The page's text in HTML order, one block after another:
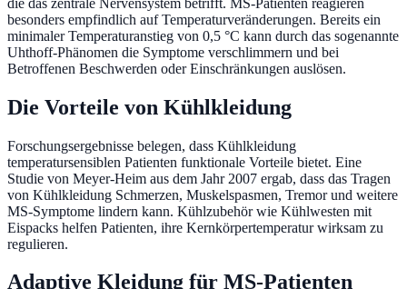
besonders empfindlich auf Temperaturveränderungen. Bereits ein
minimaler Temperaturanstieg von 0,5 °C kann durch das sogenannte
Uhthoff-Phänomen die Symptome verschlimmern und bei
Betroffenen Beschwerden oder Einschränkungen auslösen.
Die Vorteile von Kühlkleidung
Forschungsergebnisse belegen, dass Kühlkleidung
temperatursensiblen Patienten funktionale Vorteile bietet. Eine
Studie von Meyer-Heim aus dem Jahr 2007 ergab, dass das Tragen
von Kühlkleidung Schmerzen, Muskelspasmen, Tremor und weitere
MS-Symptome lindern kann. Kühlzubehör wie Kühlwesten mit
Eispacks helfen Patienten, ihre Kernkörpertemperatur wirksam zu
regulieren.
Adaptive Kleidung für MS-Patienten